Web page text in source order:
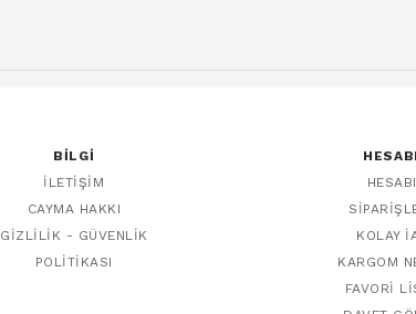
BILGI
İLETIŞIM
CAYMA HAKKI
GIZLILIK - GÜVENLIK
POLITIKASI
KOLAY
KARGOM
FAVORI